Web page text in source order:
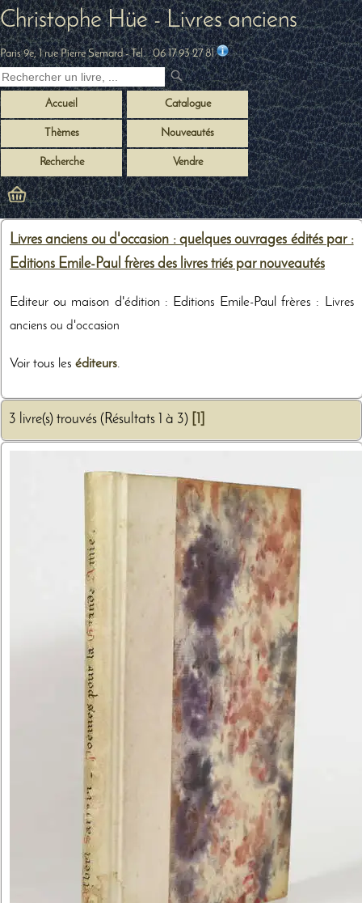
Christophe Hüe - Livres anciens
Paris 9e, 1 rue Pierre Semard- Tel. :06 17 93 27 81
Accueil Catalogue
Thèmes Nouveautés
Recherche Vendre
Livres anciens ou d'occasion : quelques ouvrages édités par :
Editions Emile-Paul frères des livres triés par nouveautés
Editeur ou maison d'édition : Editions Emile-Paul frères : Livres
anciens ou d'occasion
Voir tous les éditeurs.
3 livre(s) trouvés (Résultats 1 à 3)